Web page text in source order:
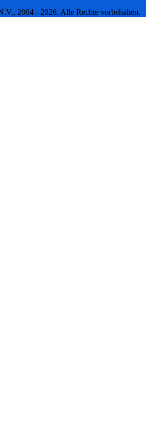
2004 - 2026. Alle Rechte vorbehalten.